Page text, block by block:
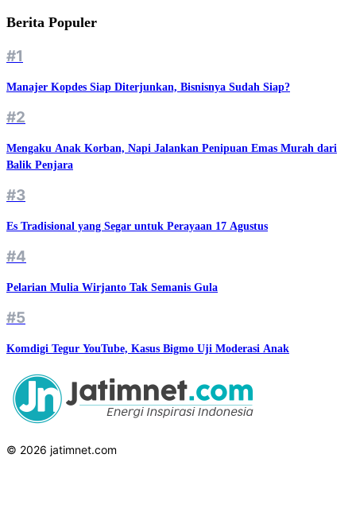
Berita Populer
#1
Manajer Kopdes Siap Diterjunkan, Bisnisnya Sudah Siap?
#2
Mengaku Anak Korban, Napi Jalankan Penipuan Emas Murah dari
Balik Penjara
#3
Es Tradisional yang Segar untuk Perayaan 17 Agustus
#4
Pelarian Mulia Wirjanto Tak Semanis Gula
#5
Komdigi Tegur YouTube, Kasus Bigmo Uji Moderasi Anak
© 2026 jatimnet.com